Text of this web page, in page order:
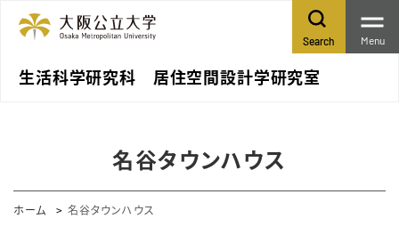
生活科学研究科 居住空間設計学研究室
Search Menu
名谷タウンハウス
ホーム 名谷タウンハウス